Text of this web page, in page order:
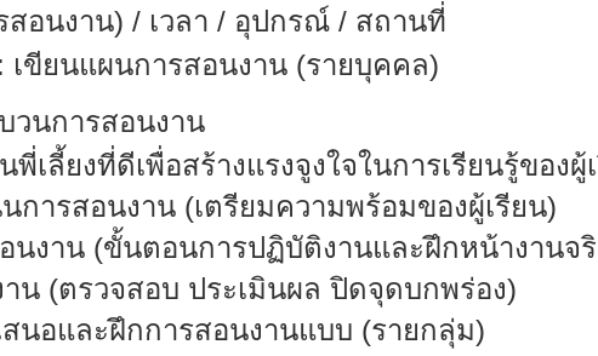
สอนงาน) / เวลา / อุปกรณ์ / สถานที่
เขียนแผนการสอนงาน (รายบุคคล)
วนการสอนงาน
พี่เลี้ยงที่ดีเพื่อสร้างแรงจูงใจในการเรียนรู้ของผู้
การสอนงาน (เตรียมความพร้อมของผู้เรียน)
นงาน (ขั้นตอนการปฏิบัติงานและฝึกหน้างานจ
น (ตรวจสอบ ประเมินผล ปิดจุดบกพร่อง)
สนอและฝึกการสอนงานแบบ (รายกลุ่ม)